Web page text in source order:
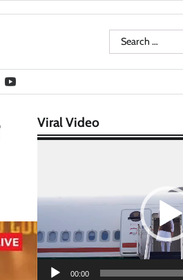
Search
for:
Viral Video
00:00